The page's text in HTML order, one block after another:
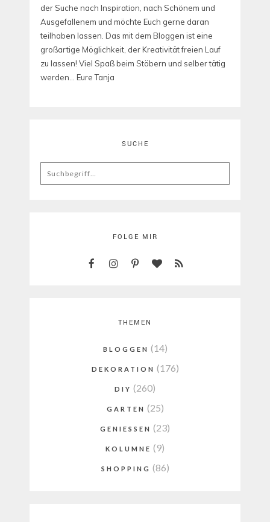
der Suche nach Inspiration, nach Schönem und
Ausgefallenem und möchte Euch gerne daran
teilhaben lassen. Das mit dem Bloggen ist eine
großartige Möglichkeit, der Kreativität freien Lauf
zu lassen! Viel Spaß beim Stöbern und selber tätig
werden... Eure Tanja
SUCHE
Search
for:
FOLGE MIR
THEMEN
BLOGGEN (14)
DEKORATION (176)
DIY (260)
GARTEN (25)
GENIESSEN (23)
KOLUMNE (9)
SHOPPING (86)